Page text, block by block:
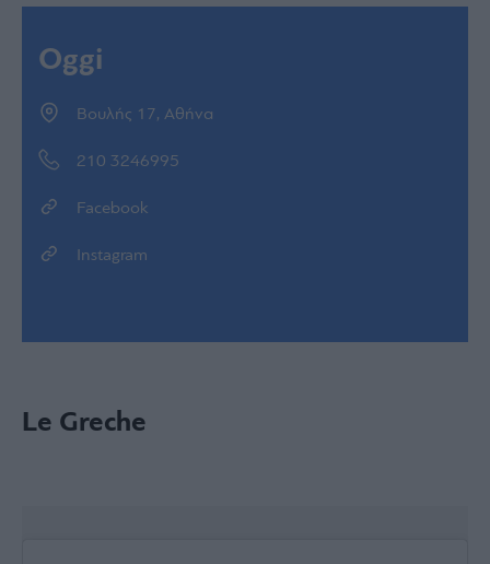
Oggi
Βουλής 17, Αθήνα
210 3246995
Facebook
Instagram
Le Greche